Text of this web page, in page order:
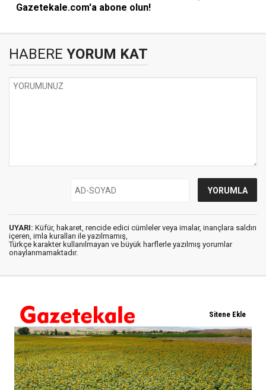
Gazetekale.com'a abone olun!
HABERE YORUM KAT
UYARI: Küfür, hakaret, rencide edici cümleler veya imalar, inançlara saldırı
içeren, imla kuralları ile yazılmamış,
Türkçe karakter kullanılmayan ve büyük harflerle yazılmış yorumlar
onaylanmamaktadır.